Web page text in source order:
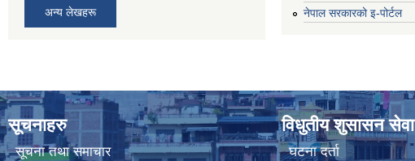
अन्य लेखहरू
नेपाल सरकारको इ-पोर्टल
सूचनाहरु
सूचना तथा समाचार
विधुतीय शुसासन सेवा
घटना दर्ता